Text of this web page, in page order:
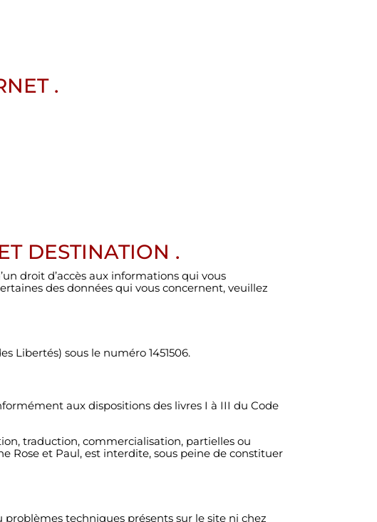
.
DESTINATION .
droit d’accès aux informations qui vous
des données qui vous concernent, veuillez
Libertés) sous le numéro 1451506.
aux dispositions des livres I à III du Code
traduction, commercialisation, partielles ou
Rose et Paul, est interdite, sous peine de constituer
techniques présents sur le site ni chez